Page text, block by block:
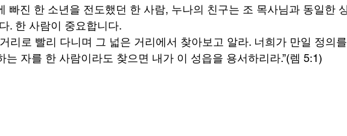
빠진 한 소년을 전도했던 한 사람, 누나의 친구는 조 목사님과 동일한
. 한 사람이 중요합니다.
리로 빨리 다니며 그 넓은 거리에서 찾아보고 알라. 너희가 만일 정의를
는 자를 한 사람이라도 찾으면 내가 이 성읍을 용서하리라.”(렘 5:1)